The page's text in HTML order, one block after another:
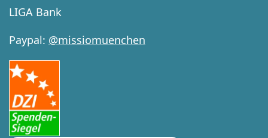
LIGA Bank
Paypal: @missiomuenchen